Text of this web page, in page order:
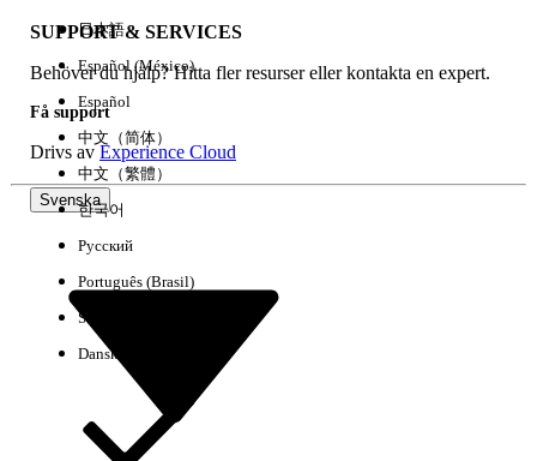
SUPPORT & SERVICES
Behöver du hjälp? Hitta fler resurser eller kontakta en expert.
Få support
Drivs avExperience Cloud
Svenska
日本語
Español (México)
Español
中文（简体）
中文（繁體）
한국어
Русский
Português (Brasil)
Suomi
Dansk